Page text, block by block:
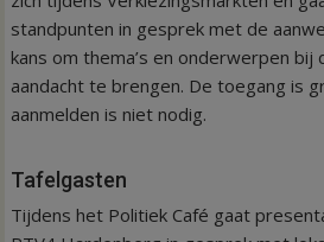
standpunten in gesprek met de
kans om thema’s en onderwerpen bij
aandacht te brengen. De toegang is
aanmelden is niet nodig.
Tafelgasten
Tijdens het Politiek Café gaat